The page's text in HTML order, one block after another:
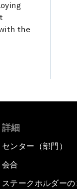
the
詳細
センター（部門）
会合
ステークホルダー